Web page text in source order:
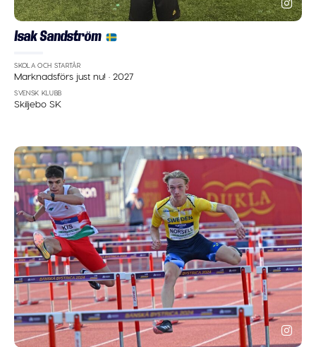
Isak Sandström
SKOLA OCH STARTÅR
Marknadsförs just nu!·2027
SVENSK KLUBB
Skiljebo SK